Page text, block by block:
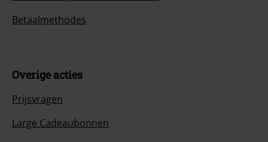
Betaalmethodes
Overige acties
Prijsvragen
Large Cadeaubonnen